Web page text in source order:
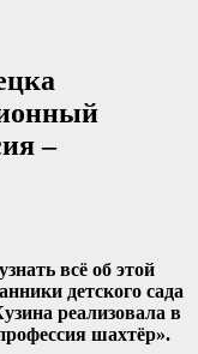
–
всё об этой
детского сада
реализовала в
шахтёр».